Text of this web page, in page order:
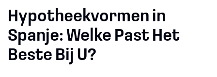
Hypotheekvormen in
Spanje: Welke Past Het
Beste Bij U?